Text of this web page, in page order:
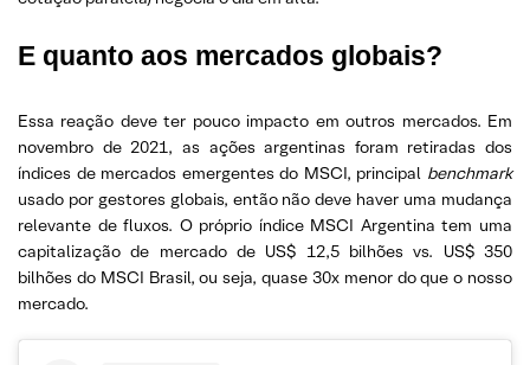
E quanto aos mercados globais?
Essa reação deve ter pouco impacto em outros mercados. Em
novembro de 2021, as ações argentinas foram retiradas dos
índices de mercados emergentes do MSCI, principal benchmark
usado por gestores globais, então não deve haver uma mudança
relevante de fluxos. O próprio índice MSCI Argentina tem uma
capitalização de mercado de US$ 12,5 bilhões vs. US$ 350
bilhões do MSCI Brasil, ou seja, quase 30x menor do que o nosso
mercado.